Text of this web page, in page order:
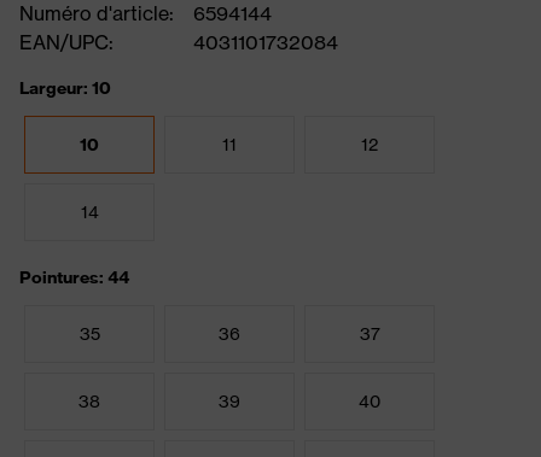
Numéro d'article:
6594144
EAN/UPC:
4031101732084
Largeur: 10
10 11 12
14
Pointures: 44
35 36 37
38 39 40